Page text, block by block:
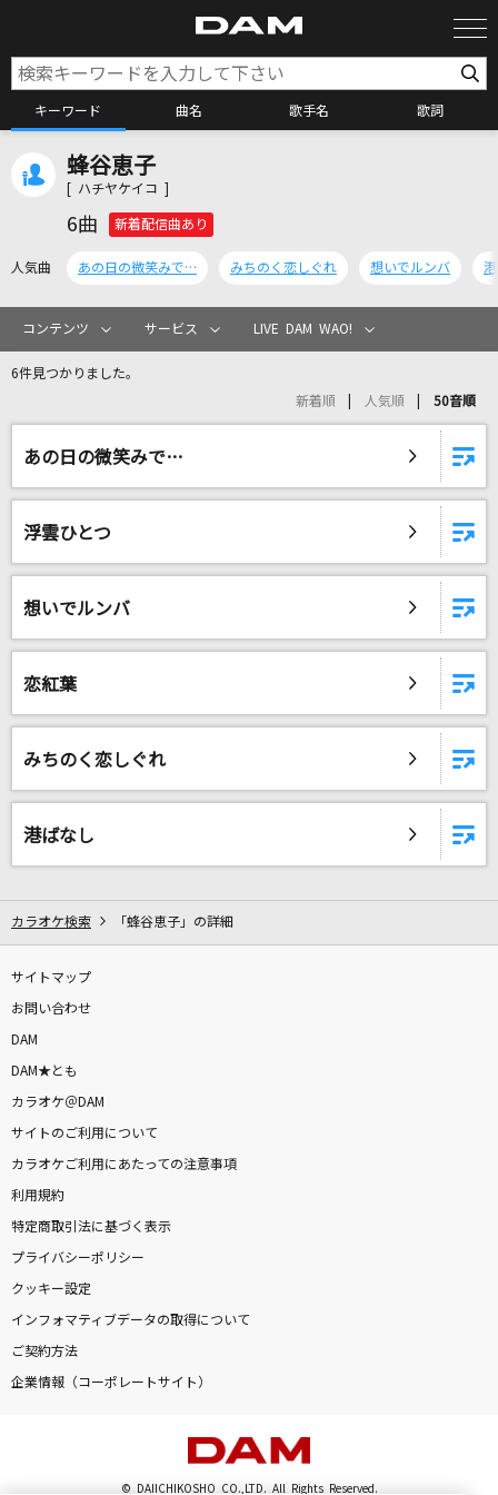
キーワード 曲名 歌手名 歌詞
カラオケリクエスト
リアルタイムで歌われている曲の一覧
[生音]長い髪
FOMARE
[生音]鳥の詩(Animelo Summer Live 2016 刻-
TOKI-Ver.)
Lia
梅木マリ
[生音]私はピアノ
高田みづえ
安全地帯
Meteor-ミーティア-
T.M.Revolution
[オリカラ]最愛
[生音]水平線
back number
Soranji
Mrs. GREEN APPLE
カラオケ最新情報をチェック！
蜂谷恵子
[ ハチヤケイコ ]
6曲 新着配信曲あり
人気曲 あの日の微笑みで… みちのく恋しぐれ 想いでルンバ
コンテンツ サービス LIVE DAM WAO!
6件見つかりました。
新着順 人気順 50音順
あの日の微笑みで…
浮雲ひとつ
想いでルンバ
恋紅葉
みちのく恋しぐれ
港ばなし
カラオケ検索 「蜂谷恵子」の詳細
サイトマップ
お問い合わせ
DAM
DAM★とも
カラオケ＠DAM
サイトのご利用について
カラオケご利用にあたっての注意事項
利用規約
特定商取引法に基づく表示
プライバシーポリシー
クッキー設定
インフォマティブデータの取得について
ご契約方法
企業情報（コーポレートサイト）
© DAIICHIKOSHO CO.,LTD. All Rights Reserved.